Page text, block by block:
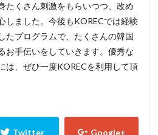
たくさん刺激をもらいつつ、改め
しました。今後もKORECでは経験
たプログラムで、たくさんの韓国
お手伝いをしていきます。優秀な
は、ぜひ一度KORECを利用して頂